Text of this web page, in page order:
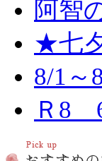
阿智
★七
8/1～
Ｒ8